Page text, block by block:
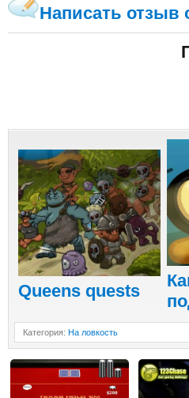
Написать отзыв
Queens quests
Категория: На ловкость